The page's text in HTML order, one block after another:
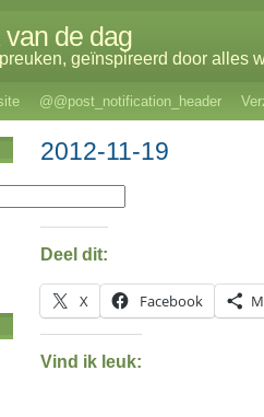
de dag
geïnspireerd door alles
@@post_notification_header
2012-11-19
Deel dit:
X Facebook
Vind ik leuk: